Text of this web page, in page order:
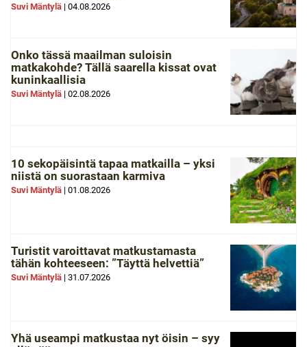
Suvi Mäntylä | 04.08.2026
Onko tässä maailman suloisin
matkakohde? Tällä saarella kissat ovat
kuninkaallisia
Suvi Mäntylä | 02.08.2026
10 sekopäisintä tapaa matkailla – yksi
niistä on suorastaan karmiva
Suvi Mäntylä | 01.08.2026
Turistit varoittavat matkustamasta
tähän kohteeseen: ”Täyttä helvettiä”
Suvi Mäntylä | 31.07.2026
Yhä useampi matkustaa nyt öisin – syy